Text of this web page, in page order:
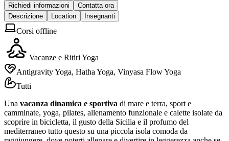
Richiedi informazioni
Contatta ora
Descrizione
Location Insegnanti
Corsi offline
Vacanze e Ritiri Yoga
Antigravity Yoga, Hatha Yoga, Vinyasa Flow Yoga
Tutti
Una vacanza dinamica e sportiva di mare e terra, sport e
camminate, yoga, pilates, allenamento funzionale e calette isolate da
scoprire in bicicletta, il gusto della Sicilia e il profumo del
mediterraneo tutto questo su una piccola isola comoda da